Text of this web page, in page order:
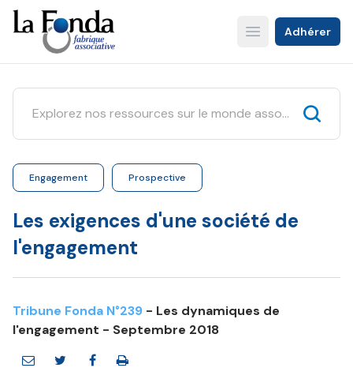
Aller
au
contenu
principal
Open main menu
Adhérer
Engagement Prospective
Les exigences d'une société de
l'engagement
Tribune Fonda N°239 - Les dynamiques de
l'engagement - Septembre 2018